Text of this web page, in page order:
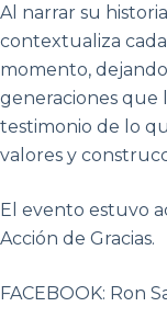
Al narrar su
contextualiza
momento,
generaciones que
testimonio de lo
valores y
El evento estuvo
Acción de Gracias.
FACEBOOK: Ron